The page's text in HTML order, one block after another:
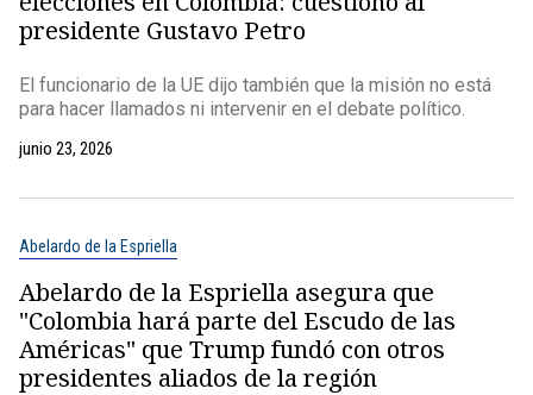
presidente Gustavo Petro
El funcionario de la UE dijo también que la misión no está
para hacer llamados ni intervenir en el debate político.
junio 23, 2026
Abelardo de la Espriella
Abelardo de la Espriella asegura que
"Colombia hará parte del Escudo de las
Américas" que Trump fundó con otros
presidentes aliados de la región